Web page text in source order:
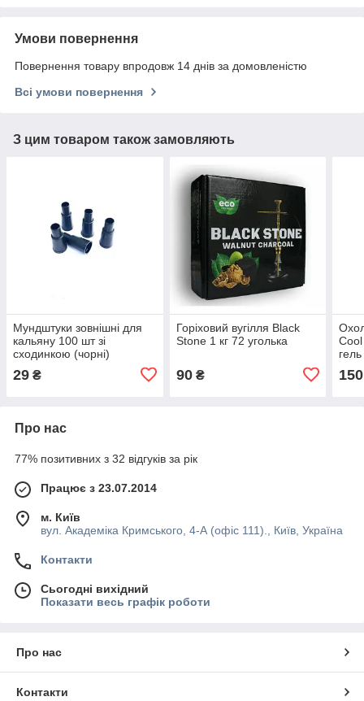
Умови повернення
Повернення товару впродовж 14 днів за домовленістю
Всі умови повернення
З цим товаром також замовляють
Мундштуки зовнішні для
кальяну 100 шт зі
сходинкою (чорні)
29 ₴
Горіховий вугілля Black
Stone 1 кг 72 уголька
90₴ 150
Про нас
77% позитивних з 32 відгуків за рік
Працює з 23.07.2014
м. Київ
вул. Академіка Кримського, 4-А (офіс 111)., Київ, Україна
Контакти
Сьогодні вихідний
Показати весь графік роботи
Про нас
Контакти